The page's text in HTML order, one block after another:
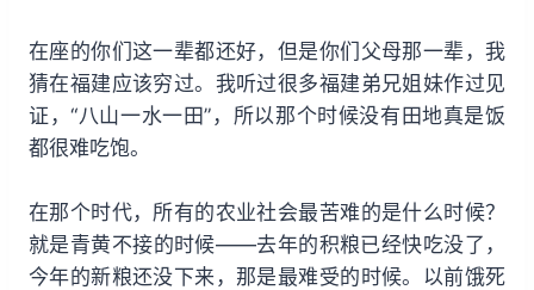
在座的你们这一辈都还好，但是你们父母那一辈，我
猜在福建应该穷过。我听过很多福建弟兄姐妹作过见
证，“八山一水一田”，所以那个时候没有田地真是饭
都很难吃饱。
在那个时代，所有的农业社会最苦难的是什么时候？
就是青黄不接的时候——去年的积粮已经快吃没了，
今年的新粮还没下来，那是最难受的时候。以前饿死